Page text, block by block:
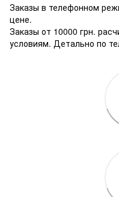
Заказы в телефонном
цене.
Заказы от 10000 грн.
условиям. Детально по